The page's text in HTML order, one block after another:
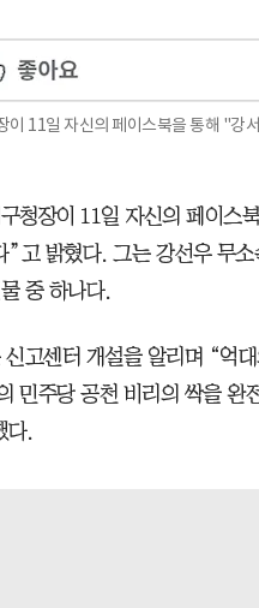
이 11일 자신의 페이스북을 통해 "강
청장이 11일 자신의 페이스
”고 밝혔다. 그는 강선우 무
중 하나다.
고센터 개설을 알리며 “억
민주당 공천 비리의 싹을 완
다.